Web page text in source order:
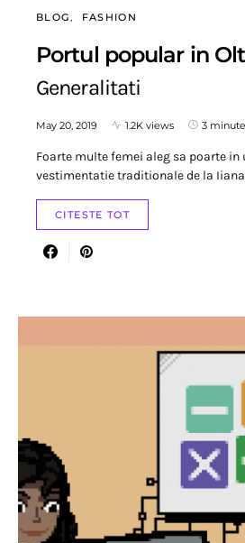
BLOG FASHION
Portul popular in
Generalitati
May 20, 2019 1.2K views 3
Foarte multe femei aleg sa poarte
vestimentatie traditionale de la
CITESTE TOT